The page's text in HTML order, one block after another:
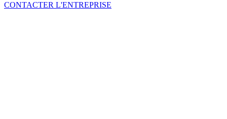
CONTACTER L'ENTREPRISE